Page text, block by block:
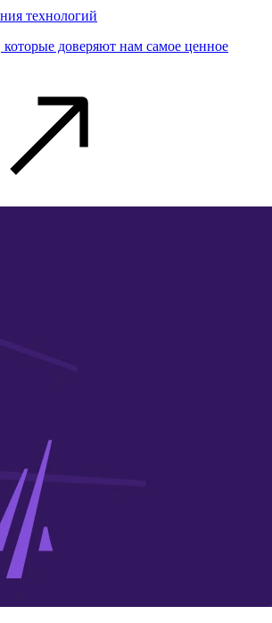
технологий
доверяют нам самое ценное